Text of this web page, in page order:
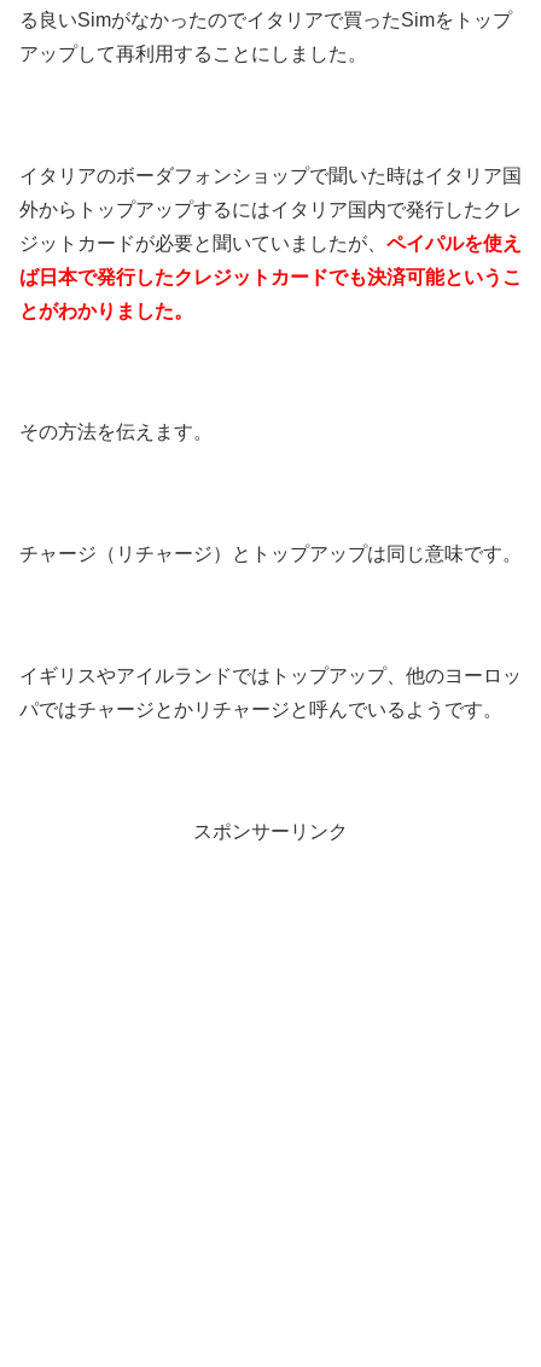
る良いSimがなかったのでイタリアで買ったSimをトップ
アップして再利用することにしました。
イタリアのボーダフォンショップで聞いた時はイタリア国
外からトップアップするにはイタリア国内で発行したクレ
ジットカードが必要と聞いていましたが、 ペイパルを使え
ば日本で発行したクレジットカードでも決済可能というこ
とがわかりました。
その方法を伝えます。
チャージ（リチャージ）とトップアップは同じ意味です。
イギリスやアイルランドではトップアップ、他のヨーロッ
パではチャージとかリチャージと呼んでいるようです。
スポンサーリンク